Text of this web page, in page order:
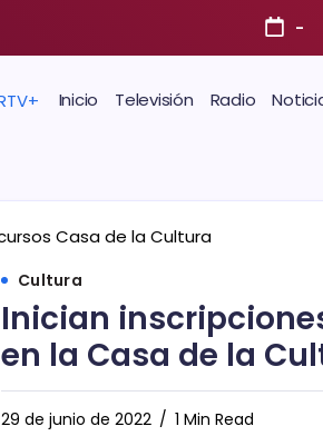
-
Inicio Televisión Radio
Cultura
Inician
en la Casa de la
29 de junio de 2022 1 Min Read